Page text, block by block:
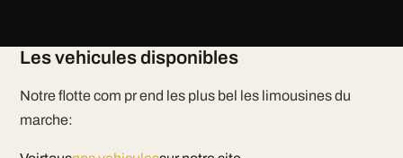
Les vehicules disponibles
Notre flotte com pr end les plus bel les limousines du
marche: